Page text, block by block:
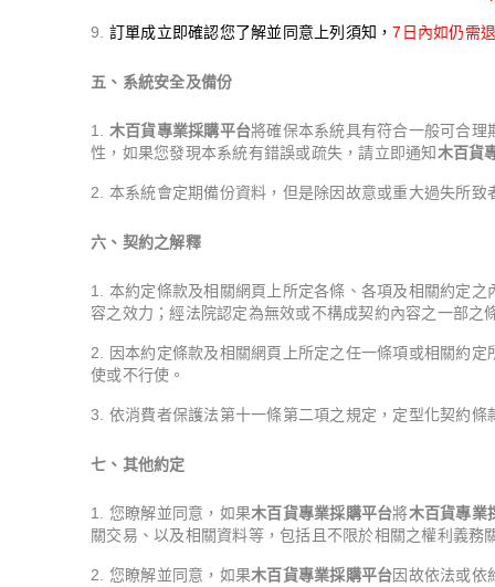
訂單成立即確認您了解並同意上列須知，7日內如仍需
五、系統安全及備份
木百貨專業採購平台將確保本系統具有符合一般可合
性，如果您發現本系統有錯誤或疏失，請立即通知 木百貨
本系統會定期備份資料，但是除因故意或重大過失所致
六、契約之解釋
本約定條款及相關網頁上所定各條、各項及相關約定
容之效力；經法院認定為無效或不構成契約內容之一部
因本約定條款及相關網頁上所定之任一條項或相關約
使或不行使。
依消費者保護法第十一條第二項之規定，定型化契約
七、其他約定
您瞭解並同意，如果木百貨專業採購平台將木百貨專業
關交易、以及相關資料等，包括且不限於相關之權利義
您瞭解並同意，如果木百貨專業採購平台因故依法或依